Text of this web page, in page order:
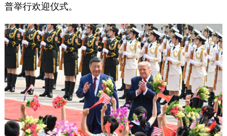
普举行欢迎仪式。